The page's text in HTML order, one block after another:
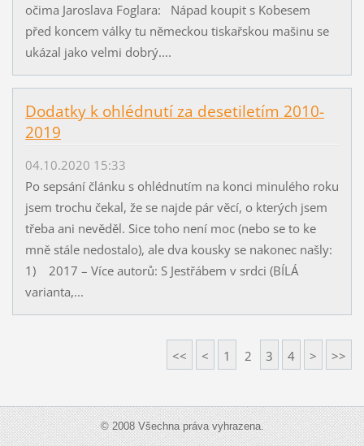
očima Jaroslava Foglara: Nápad koupit s Kobesem
před koncem války tu německou tiskařskou mašinu se
ukázal jako velmi dobrý....
Dodatky k ohlédnutí za desetiletím 2010-
2019
04.10.2020 15:33
Po sepsání článku s ohlédnutím na konci minulého roku
jsem trochu čekal, že se najde pár věcí, o kterých jsem
třeba ani nevěděl. Sice toho není moc (nebo se to ke
mně stále nedostalo), ale dva kousky se nakonec našly:
1) 2017 – Více autorů: S Jestřábem v srdci (BÍLÁ
varianta,...
<< < 1 2 3 4 > >>
© 2008 Všechna práva vyhrazena.